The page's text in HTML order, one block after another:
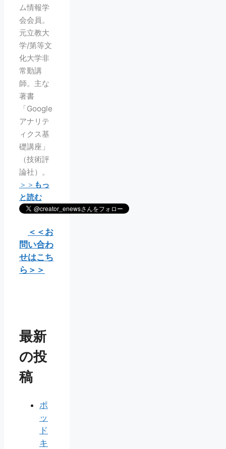
ム情報学
会会員。
元立教大
学/第等文
化大学非
常勤講
師。主な
著書
「Google
アナリテ
ィクス基
礎講座」
（技術評
論社）。
＞＞ もっ
と読む
＜＜お
問い合わ
せはこち
ら＞＞
最新
の投
稿
ポ
ッ
ド
キ